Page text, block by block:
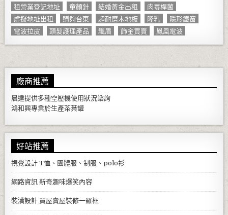
租營業登記地址
童顏針 結婚黃金出租
肉毒桿菌
虛擬地址出租
購夠台東 超耐磨木地板 隆乳
隱形鐵窗
電波拉皮
頭髮護理產品 飄眉 飾金買賣 鳳凰電波
廠商推薦
晨達提供多種空壓機使用狀況諮詢
鴻和興專業於生產茶葉罐
好站推薦
視覺設計 T恤、團體服、制服、polo衫
網路資訊 新奇趣味爆笑內容
裝潢設計 買屋賣屋裝修一羅框